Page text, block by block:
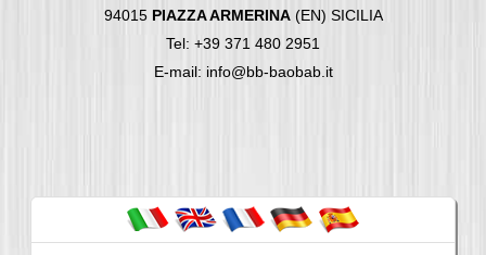
94015 PIAZZA ARMERINA(EN) SICILIA
Tel: +39 371 480 2951
E-mail: info@bb-baobab.it